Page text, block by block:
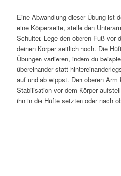
Eine Abwandlung dieser Übung ist
eine Körperseite, stelle den
Schulter. Lege den oberen Fuß vor
deinen Körper seitlich hoch. Die
Übungen variieren, indem du
übereinander statt
auf und ab wippst. Den oberen Arm
Stabilisation vor dem Körper
ihn in die Hüfte setzten oder nach